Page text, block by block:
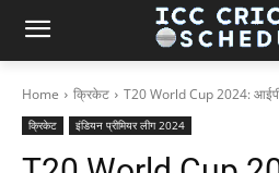
Home क्रिकेट T20 World Cup 2024:
क्रिकेट इंडियन प्रीमियर लीग 2024